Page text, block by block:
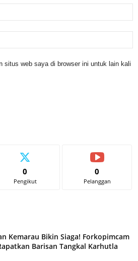
situs web saya di browser ini untuk lain kali
0
Pengikut
0
Pelanggan
Kemarau Bikin Siaga! Forkopimcam
Barisan Tangkal Karhutla